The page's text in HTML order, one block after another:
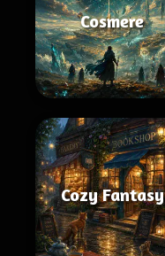
Cosmere
Cozy Fantasy